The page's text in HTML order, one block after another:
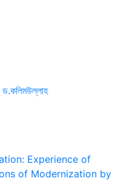
ড.কলিমউল্লাহ
Experience of
of Modernization by